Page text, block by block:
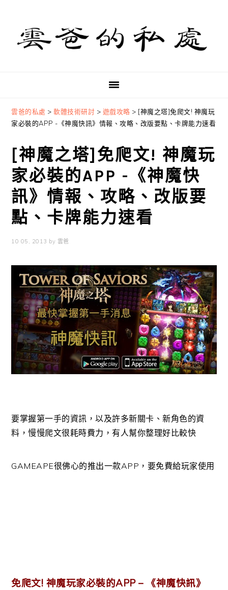
primary
navigation
content
primary
sidebar
雲爸的私處 >軟體技術研討 > 遊戲攻略 > [神魔之塔]免爬文! 神魔玩
家必裝的APP -《神魔快訊》情報、攻略、改版要點、卡牌能力速看
[神魔之塔]免爬文! 神魔玩
家必裝的APP -《神魔快
訊》情報、攻略、改版要
點、卡牌能力速看
10 05, 2013 by 雲爸
要掌握第一手的資訊，以及許多新關卡、新角色的資
料，慢慢爬文很耗時費力，有人幫你整理好比較快
GAMEAPE很佛心的推出一款APP，要免費給玩家使用
免爬文! 神魔玩家必裝的APP – 《神魔快訊》